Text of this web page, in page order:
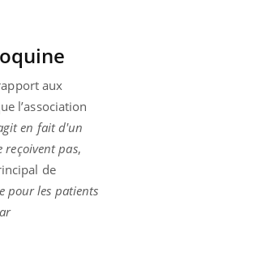
aux
l’association
en fait d'un
reçoivent pas,
de
pour les patients